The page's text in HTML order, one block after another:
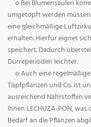
o Bei Blumensäulen
umgetopft werden
eine gleichmäßige
erhalten. Hierfür eignet
speichert. Dadurch
Dürreperioden leichter.
o Auch eine
Topfpflanzen und Co. ist
ausreichend Nährstoffen
Ihnen LECHUZA-PON,
Bedarf an die Pflanzen